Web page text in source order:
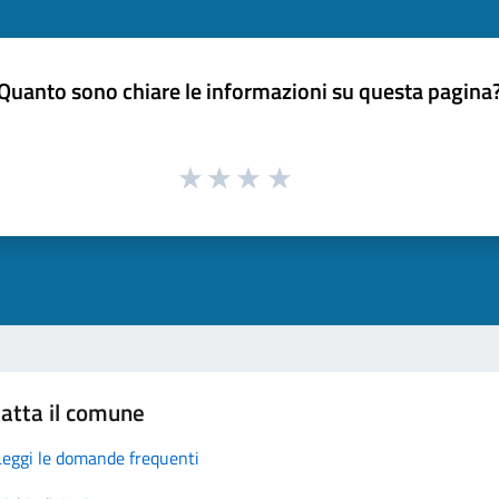
sono chiare le informazioni su questa
il comune
le domande frequenti